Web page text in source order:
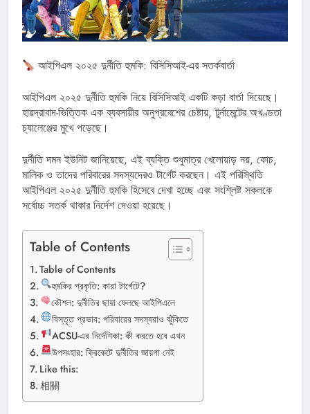
আইপিএল ২০২৫ দুর্নীতি হুমকি: বিসিসিআই-এর সতর্কবার্তা
আইপিএল ২০২৫ দুর্নীতি হুমকি নিয়ে বিসিসিআই একটি কড়া বার্তা দিয়েছে।
হায়দ্রাবাদ-ভিত্তিক এক ব্যবসায়ীর অনুপ্রবেশের চেষ্টায়, টুর্নামেন্টের অখণ্ডতা
চ্যালেঞ্জের মুখে পড়েছে।
দুর্নীতি দমন ইউনিট জানিয়েছে, এই ব্যক্তি শুধুমাত্র খেলোয়াড় নয়, কোচ,
মালিক ও তাদের পরিবারের সদস্যদেরও টার্গেট করছেন। এই পরিস্থিতি
আইপিএল ২০২৫ দুর্নীতি হুমকি হিসেবে দেখা হচ্ছে এবং সংশ্লিষ্ট সকলকে
সর্বোচ্চ সতর্ক থাকার নির্দেশ দেওয়া হয়েছে।
Table of Contents
Table of Contents
হুমকির প্রকৃতি: কারা টার্গেটে?
কৌশল: দুর্নীতির ছায়া ফেলছে আইপিএলে
বিস্তৃত প্রভাব: পরিবারের সদস্যরাও ঝুঁকিতে
ACSU-এর নির্দেশিকা: কী করতে হবে এখন
উপসংহার: ক্রিকেটে দুর্নীতির জায়গা নেই
Like this:
相關